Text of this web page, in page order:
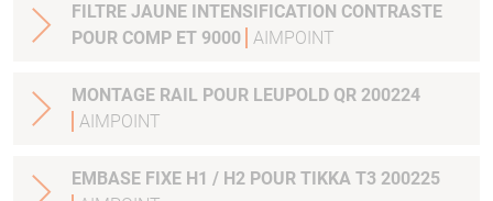
FILTRE JAUNE INTENSIFICATION CONTRASTE
POUR COMP ET 9000 AIMPOINT
MONTAGE RAIL POUR LEUPOLD QR 200224
AIMPOINT
EMBASE FIXE H1 / H2 POUR TIKKA T3 200225